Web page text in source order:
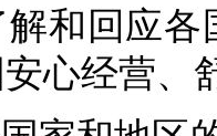
和回应
心经营、